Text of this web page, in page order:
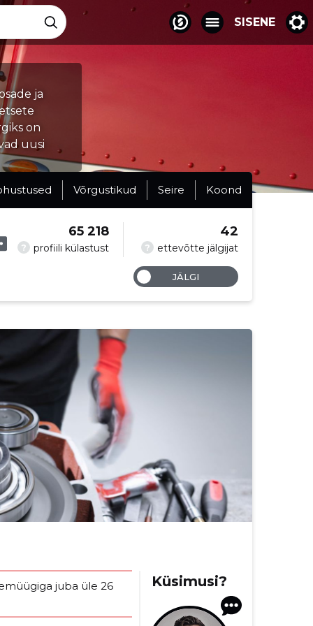
SISENE
ja
on
uusi
Võrgustikud Seire Koond
? profiili külastust
65 218
? ettevõtte jälgijat
42
JÄLGI
juba üle 26
Küsimusi?